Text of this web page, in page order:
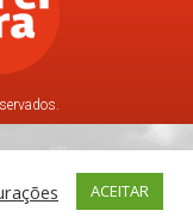
ACEITAR